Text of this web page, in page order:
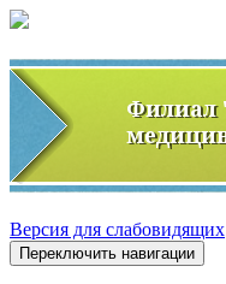
Версия для слабовидящих
Переключить навигации